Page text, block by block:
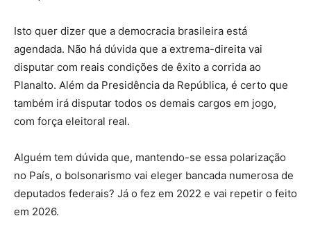
Isto quer dizer que a democracia brasileira está
agendada. Não há dúvida que a extrema-direita vai
disputar com reais condições de êxito a corrida ao
Planalto. Além da Presidência da República, é certo que
também irá disputar todos os demais cargos em jogo,
com força eleitoral real.
Alguém tem dúvida que, mantendo-se essa polarização
no País, o bolsonarismo vai eleger bancada numerosa de
deputados federais? Já o fez em 2022 e vai repetir o feito
em 2026.